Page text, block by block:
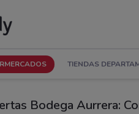
TIENDAS
Bodega Aurrera: